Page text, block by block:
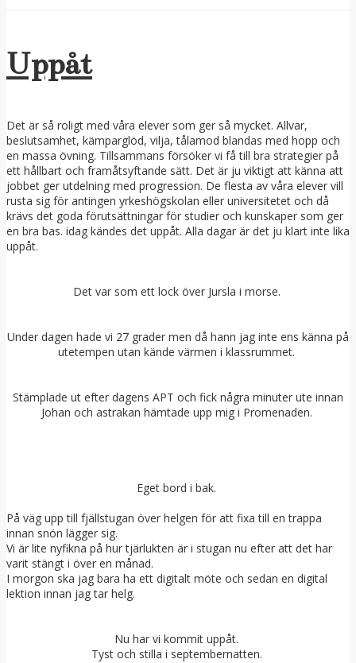
Uppåt
Det är så roligt med våra elever som ger så mycket. Allvar,
beslutsamhet, kämparglöd, vilja, tålamod blandas med hopp och
en massa övning. Tillsammans försöker vi få till bra strategier på
ett hållbart och framåtsyftande sätt. Det är ju viktigt att känna att
jobbet ger utdelning med progression. De flesta av våra elever vill
rusta sig för antingen yrkeshögskolan eller universitetet och då
krävs det goda förutsättningar för studier och kunskaper som ger
en bra bas. idag kändes det uppåt. Alla dagar är det ju klart inte lika
uppåt.
Det var som ett lock över Jursla i morse.
Under dagen hade vi 27 grader men då hann jag inte ens känna på
utetempen utan kände värmen i klassrummet.
Stämplade ut efter dagens APT och fick några minuter ute innan
Johan och astrakan hämtade upp mig i Promenaden.
Eget bord i bak.
På väg upp till fjällstugan över helgen för att fixa till en trappa
innan snön lägger sig.
Vi är lite nyfikna på hur tjärlukten är i stugan nu efter att det har
varit stängt i över en månad.
I morgon ska jag bara ha ett digitalt möte och sedan en digital
lektion innan jag tar helg.
Nu har vi kommit uppåt.
Tyst och stilla i septembernatten.